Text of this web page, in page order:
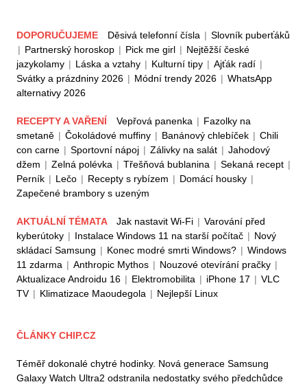
DOPORUČUJEME Děsivá telefonní čísla | Slovník puberťáků
| Partnerský horoskop | Pick me girl | Nejtěžší české
jazykolamy | Láska a vztahy | Kulturní tipy | Ajťák radí |
Svátky a prázdniny 2026 | Módní trendy 2026 | WhatsApp
alternativy 2026
RECEPTY A VAŘENÍ Vepřová panenka | Fazolky na
smetaně | Čokoládové muffiny | Banánový chlebíček | Chili
con carne | Sportovní nápoj | Zálivky na salát | Jahodový
džem | Zelná polévka | Třešňová bublanina | Sekaná recept |
Perník | Lečo | Recepty s rybízem | Domácí housky |
Zapečené brambory s uzeným
AKTUÁLNÍ TÉMATA Jak nastavit Wi-Fi | Varování před
kyberútoky | Instalace Windows 11 na starší počítač | Nový
skládací Samsung | Konec modré smrti Windows? | Windows
11 zdarma | Anthropic Mythos | Nouzové otevírání pračky |
Aktualizace Androidu 16 | Elektromobilita | iPhone 17 | VLC
TV | Klimatizace Maoudegola | Nejlepší Linux
ČLÁNKY CHIP.CZ
Téměř dokonalé chytré hodinky. Nová generace Samsung
Galaxy Watch Ultra2 odstranila nedostatky svého předchůdce